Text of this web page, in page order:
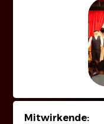
Mitwirkende: